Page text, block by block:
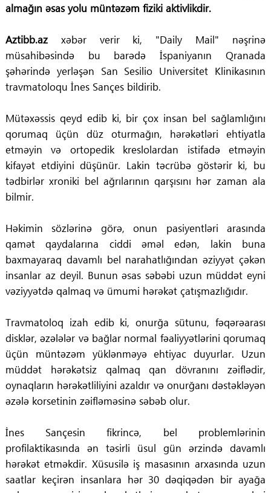
almağın əsas yolu müntəzəm fiziki aktivlikdir.
Aztibb.azxəbər verir ki, "Daily Mail" nəşrinə
müsahibəsində bu barədə İspaniyanın Qranada
şəhərində yerləşən San Sesilio Universitet Klinikasının
travmatoloqu İnes Sançes bildirib.
Mütəxəssis qeyd edib ki, bir çox insan bel sağlamlığını
qorumaq üçün düz oturmağın, hərəkətləri ehtiyatla
etməyin və ortopedik kreslolardan istifadə etməyin
kifayət etdiyini düşünür. Lakin təcrübə göstərir ki, bu
tədbirlər xroniki bel ağrılarının qarşısını hər zaman ala
bilmir.
Həkimin sözlərinə görə, onun pasiyentləri arasında
qamət qaydalarına ciddi əməl edən, lakin buna
baxmayaraq davamlı bel narahatlığından əziyyət çəkən
insanlar az deyil. Bunun əsas səbəbi uzun müddət eyni
vəziyyətdə qalmaq və ümumi hərəkət çatışmazlığıdır.
Travmatoloq izah edib ki, onurğa sütunu, fəqərəarası
disklər, əzələlər və bağlar normal fəaliyyətlərini qorumaq
üçün müntəzəm yüklənməyə ehtiyac duyurlar. Uzun
müddət hərəkətsiz qalmaq qan dövranını zəiflədir,
oynaqların hərəkətliliyini azaldır və onurğanı dəstəkləyən
əzələ korsetinin zəifləməsinə səbəb olur.
İnes Sançesin fikrincə, bel problemlərinin
profilaktikasında ən təsirli üsul gün ərzində davamlı
hərəkət etməkdir. Xüsusilə iş masasının arxasında uzun
saatlar keçirən insanlara hər 30 dəqiqədən bir ayağa